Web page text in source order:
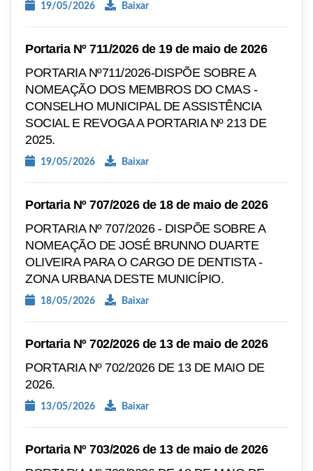
19/05/2026 Baixar
Portaria Nº 711/2026 de 19 de maio de 2026
PORTARIA Nº711/2026-DISPÕE SOBRE A
NOMEAÇÃO DOS MEMBROS DO CMAS -
CONSELHO MUNICIPAL DE ASSISTÊNCIA
SOCIAL E REVOGA A PORTARIA Nº 213 DE
2025.
19/05/2026 Baixar
Portaria Nº 707/2026 de 18 de maio de 2026
PORTARIA Nº 707/2026 - DISPÕE SOBRE A
NOMEAÇÃO DE JOSÉ BRUNNO DUARTE
OLIVEIRA PARA O CARGO DE DENTISTA -
ZONA URBANA DESTE MUNICÍPIO.
18/05/2026 Baixar
Portaria Nº 702/2026 de 13 de maio de 2026
PORTARIA Nº 702/2026 DE 13 DE MAIO DE
2026.
13/05/2026 Baixar
Portaria Nº 703/2026 de 13 de maio de 2026